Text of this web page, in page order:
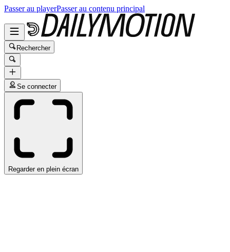
Passer au playerPasser au contenu principal
Rechercher
Se connecter
Regarder en plein écran